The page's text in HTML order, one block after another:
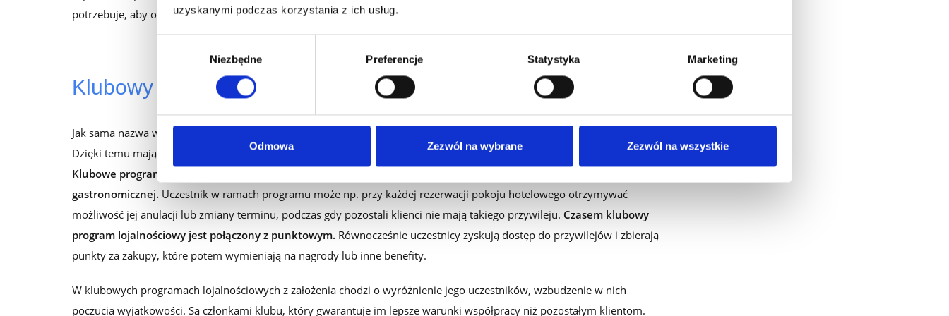
uzyskanymi podczas korzystania z ich usług.
Niezbędne Preferencje Statystyka Marketing
Odmowa Zezwól na wybrane Zezwól na wszystkie
potrzebuje, aby odebrać wybraną nagrodę.
Klubowy program lojalnościowy – stały dostęp do przywilejów
Jak sama nazwa wskazuje, uczestnicy tego programu lojalnościowego, przynależą do konkretnego klubu – społeczności.
Dzięki temu mają dostęp do stałych przywilejów – otrzymują od firmy coś dodatkowego niż tylko produkt czy usługę.
Klubowe programy lojalnościowe
gastronomicznej. Uczestnik w ramach programu może np. przy każdej rezerwacji pokoju hotelowego otrzymywać
możliwość jej anulacji lub zmiany terminu, podczas gdy pozostali klienci nie mają takiego przywileju. Czasem klubowy
program lojalnościowy jest połączony z punktowym. Równocześnie uczestnicy zyskują dostęp do przywilejów i zbierają
punkty za zakupy, które potem wymieniają na nagrody lub inne benefity.
W klubowych programach lojalnościowych z założenia chodzi o wyróżnienie jego uczestników, wzbudzenie w nich
poczucia wyjątkowości. Są członkami klubu, który gwarantuje im lepsze warunki współpracy niż pozostałym klientom.